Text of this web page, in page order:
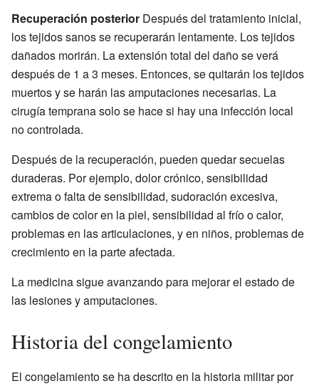
Recuperación posterior Después del tratamiento inicial,
los tejidos sanos se recuperarán lentamente. Los tejidos
dañados morirán. La extensión total del daño se verá
después de 1 a 3 meses. Entonces, se quitarán los tejidos
muertos y se harán las amputaciones necesarias. La
cirugía temprana solo se hace si hay una infección local
no controlada.
Después de la recuperación, pueden quedar secuelas
duraderas. Por ejemplo, dolor crónico, sensibilidad
extrema o falta de sensibilidad, sudoración excesiva,
cambios de color en la piel, sensibilidad al frío o calor,
problemas en las articulaciones, y en niños, problemas de
crecimiento en la parte afectada.
La medicina sigue avanzando para mejorar el estado de
las lesiones y amputaciones.
Historia del congelamiento
El congelamiento se ha descrito en la historia militar por